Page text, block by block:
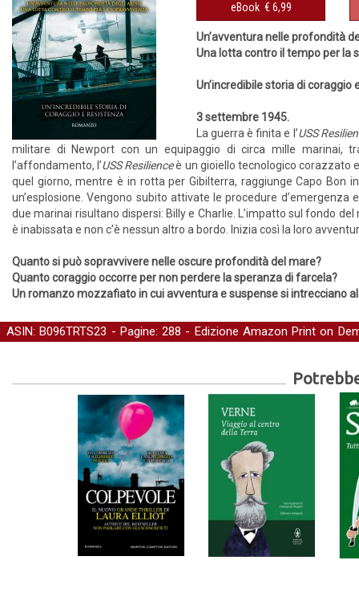
eBook € 6,99
Un’avventura nelle profondità
Una lotta contro il tempo per la
Un’incredibile storia di coraggio
3 settembre 1945.
La guerra è finita e l’USS
militare di Newport con un equipaggio di circa mille marinai,
l’affondamento, l’USS Resilienceè un gioiello tecnologico corazzato
quel giorno, mentre è in rotta per Gibilterra, raggiunge Capo Bon
un’esplosione. Vengono subito attivate le procedure
due marinai risultano dispersi: Billy e Charlie. L’impatto sul fondo
è inabissata e non c’è nessun altro a bordo. Inizia così la loro
Quanto si può sopravvivere nelle oscure profondità del mare?
Quanto coraggio occorre per non perdere la speranza di farcela?
Un romanzo mozzafiato in cui avventura e suspense si intrecciano
ASIN: B096TRTS23 - Pagine: 288 - Edizione Amazon Print on